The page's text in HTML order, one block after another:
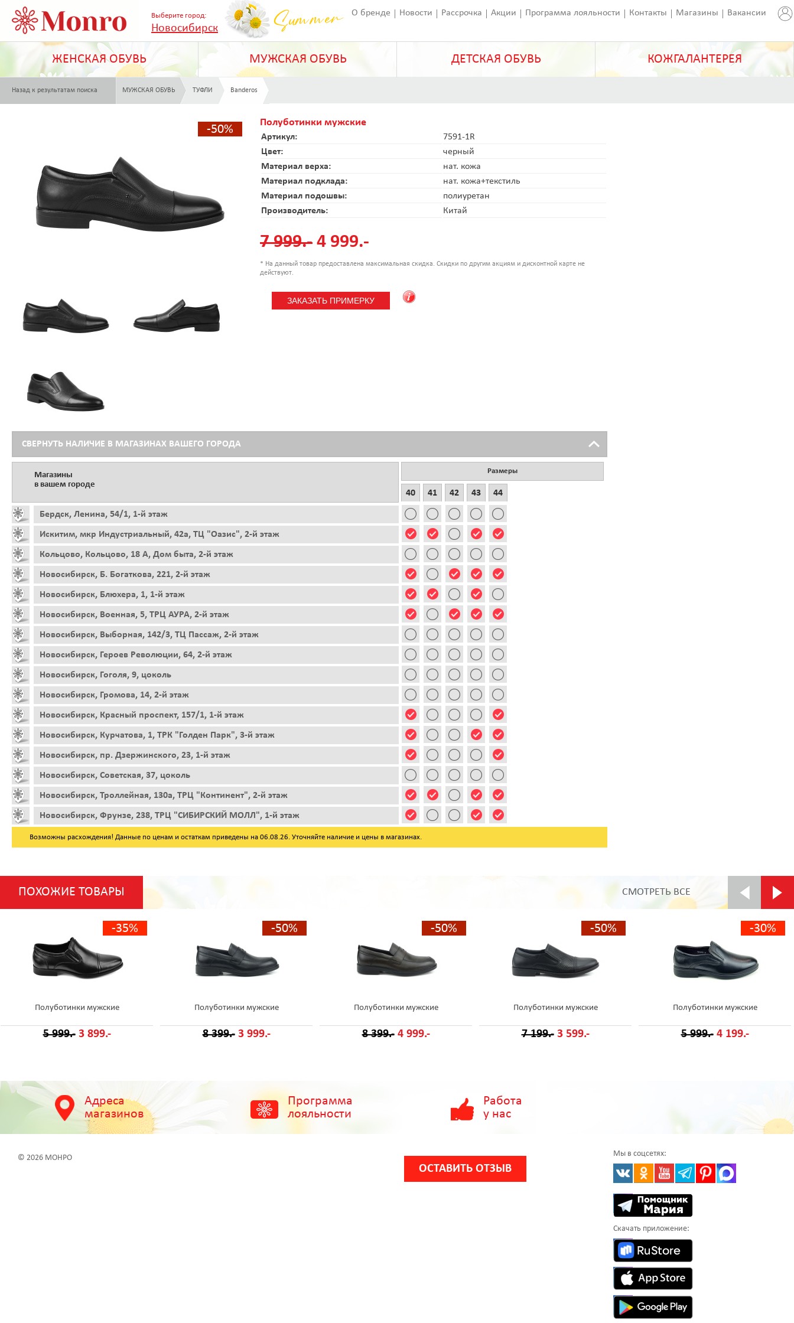
Выберите город:
Новосибирск
О бренде Новости Рассрочка Акции Программа лояльности Контакты Магазины Вакансии
ЖЕНСКАЯ ОБУВЬ МУЖСКАЯ ОБУВЬ ДЕТСКАЯ ОБУВЬ КОЖГАЛАНТЕРЕЯ
Назад к результатам поиска МУЖСКАЯ ОБУВЬ ТУФЛИ Banderos
-50%
Полуботинки мужские
Артикул:
7591-1R
Цвет:
черный
Материал верха:
нат. кожа
Материал подклада:
нат. кожа+текстиль
Материал подошвы:
полиуретан
Производитель:
Китай
7 999.- 4 999.-
* На данный товар предоставлена максимальная скидка. Скидки по другим акциям и дисконтной карте не
действуют.
СВЕРНУТЬ НАЛИЧИЕ В МАГАЗИНАХ ВАШЕГО ГОРОДА
Магазины
в вашем городе
Бердск, Ленина, 54/1, 1-й этаж
Искитим, мкр Индустриальный, 42а, ТЦ "Оазис", 2-й этаж
Кольцово, Кольцово, 18 А, Дом быта, 2-й этаж
Новосибирск, Б. Богаткова, 221, 2-й этаж
Новосибирск, Блюхера, 1, 1-й этаж
Новосибирск, Военная, 5, ТРЦ АУРА, 2-й этаж
Новосибирск, Выборная, 142/3, ТЦ Пассаж, 2-й этаж
Новосибирск, Героев Революции, 64, 2-й этаж
Новосибирск, Гоголя, 9, цоколь
Новосибирск, Громова, 14, 2-й этаж
Новосибирск, Красный проспект, 157/1, 1-й этаж
Новосибирск, Курчатова, 1, ТРК "Голден Парк", 3-й этаж
Новосибирск, пр. Дзержинского, 23, 1-й этаж
Новосибирск, Советская, 37, цоколь
Новосибирск, Троллейная, 130а, ТРЦ "Континент", 2-й этаж
Новосибирск, Фрунзе, 238, ТРЦ "СИБИРСКИЙ МОЛЛ", 1-й этаж
Размеры
40 41 42 43 44
Возможны расхождения! Данные по ценам и остаткам приведены на 06.08.26. Уточняйте наличие и цены в магазинах.
ПОХОЖИЕ ТОВАРЫ СМОТРЕТЬ ВСЕ
-35%
Полуботинки мужские
5 999.- 3 899.-
-50%
Полуботинки мужские
8 399.- 3 999.-
-50%
Полуботинки мужские
8 399.- 4 999.-
-50%
Полуботинки мужские
7 199.- 3 599.-
-30%
Полуботинки мужские
5 999.- 4 199.-
Адреса
магазинов
Программа
лояльности
Работа
у нас
© 2026 МОНРО
ОСТАВИТЬ ОТЗЫВ
Мы в соцсетях:
Скачать приложение: